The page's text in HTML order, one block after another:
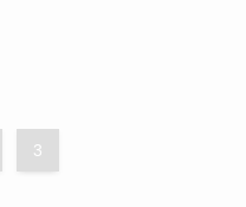
3